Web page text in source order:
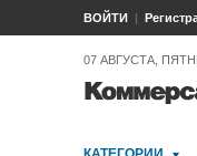
ВОЙТИ
07 АВГУСТА,